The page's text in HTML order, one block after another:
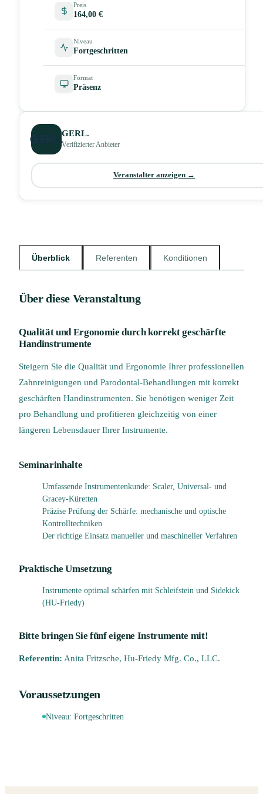
Überblick Referenten Konditionen
Über diese Veranstaltung
Qualität und Ergonomie durch korrekt geschärfte
Handinstrumente
Steigern Sie die Qualität und Ergonomie Ihrer professionellen
Zahnreinigungen und Parodontal-Behandlungen mit korrekt
geschärften Handinstrumenten. Sie benötigen weniger Zeit
pro Behandlung und profitieren gleichzeitig von einer
längeren Lebensdauer Ihrer Instrumente.
Seminarinhalte
Umfassende Instrumentenkunde: Scaler, Universal- und
Gracey-Küretten
Präzise Prüfung der Schärfe: mechanische und optische
Kontrolltechniken
Der richtige Einsatz manueller und maschineller Verfahren
Praktische Umsetzung
Instrumente optimal schärfen mit Schleifstein und Sidekick
(HU-Friedy)
Bitte bringen Sie fünf eigene Instrumente mit!
Referentin: Anita Fritzsche, Hu-Friedy Mfg. Co., LLC.
Voraussetzungen
Niveau: Fortgeschritten
Preis
164,00 €
Niveau
Fortgeschritten
Format
Präsenz
GERL.
Verifizierter Anbieter
Veranstalter anzeigen →